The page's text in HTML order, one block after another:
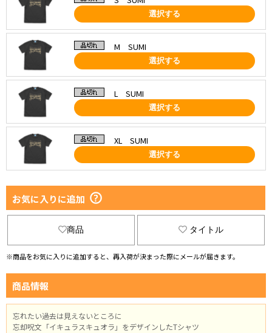
選択する
M SUMI
選択する
L SUMI
選択する
XL SUMI
選択する
お気に入りに追加
商品 タイトル
※商品をお気に入りに追加すると、再入荷が決まった際にメールが届きます。
商品情報
忘れたい過去は見えないところに
忘却呪文「イキュラスキュオラ」をデザインしたTシャツ